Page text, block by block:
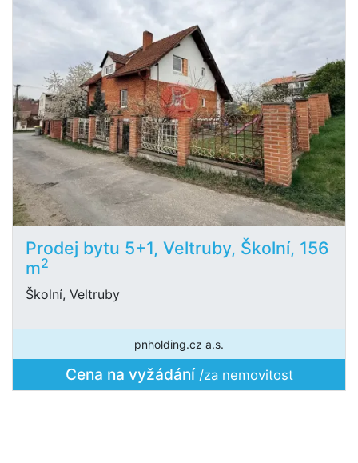
Prodej bytu 5+1, Veltruby, Školní, 156
m2
Školní, Veltruby
pnholding.cz a.s.
Cena na vyžádání /za nemovitost